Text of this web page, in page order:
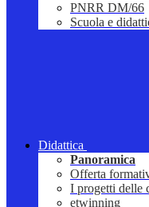
PNRR DM/66
Scuola e
Didattica
Panoramica
Offerta
I progetti delle
etwinning